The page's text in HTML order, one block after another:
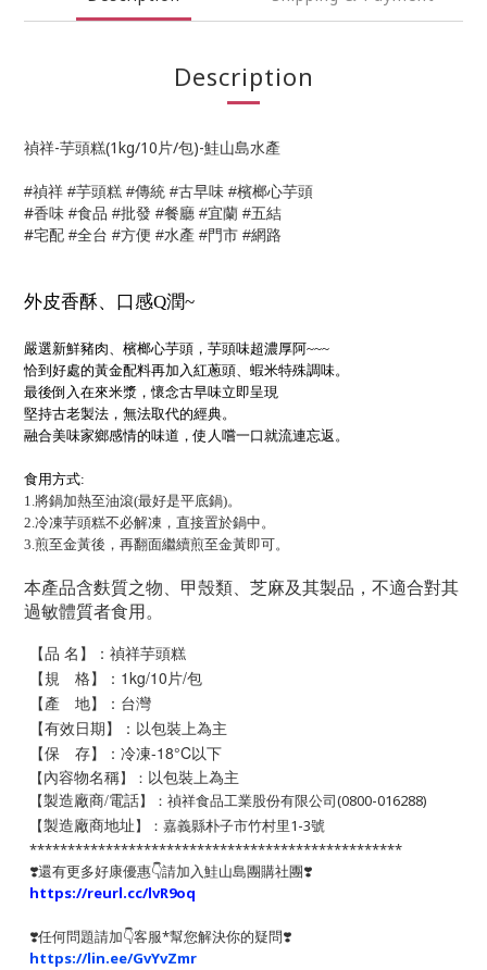
Description
禎祥-芋頭糕(1kg/10片/包)-鮭山島水產
#禎祥 #芋頭糕 #傳統 #古早味 #檳榔心芋頭
#香味 #食品 #批發 #餐廳 #宜蘭 #五結
#宅配 #全台 #方便 #水產 #門市 #網路
外皮香酥、口感Q潤~
嚴選新鮮豬肉、檳榔心芋頭，芋頭味超濃厚阿~~~
恰到好處的黃金配料再加入紅蔥頭、蝦米特殊調味。
最後倒入在來米漿，懷念古早味立即呈現
堅持古老製法，無法取代的經典。
融合美味家鄉感情的味道，使人嚐一口就流連忘返。
食用方式:
1.將鍋加熱至油滾(最好是平底鍋)。
2.冷凍芋頭糕不必解凍，直接置於鍋中。
3.煎至金黃後，再翻面繼續煎至金黃即可。
本產品含麩質之物、甲殼類、芝麻及其製品，不適合對其
過敏體質者食用。
【品 名】： 禎祥芋頭糕
【規 格】： 1kg/10片/包
【產 地】：台灣
【有效日期】：以包裝上為主
【保 存】：冷凍-18°C以下
【內容物名稱】： 以包裝上為主
【製造廠商/電話】：禎祥食品工業股份有限公司(0800-016288)
【製造廠商地址】：嘉義縣朴子市竹村里1-3號
*************************************************
❣️還有更多好康優惠👇請加入鮭山島團購社團❣️
https://reurl.cc/lvR9oq
❣️任何問題請加👇客服*幫您解決你的疑問❣️
https://lin.ee/GvYvZmr